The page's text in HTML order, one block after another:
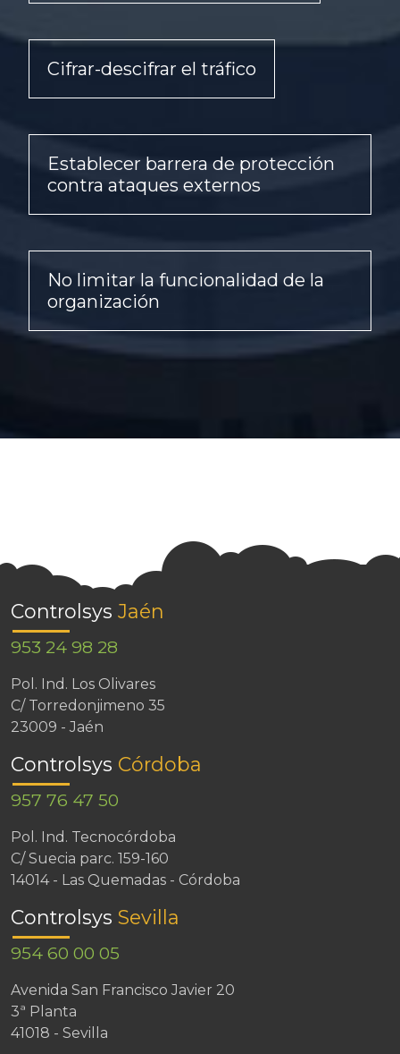
Cifrar-descifrar el tráfico
Establecer barrera de protección
contra ataques externos
No limitar la funcionalidad de la
organización
Controlsys Jaén
953 24 98 28
Pol. Ind. Los Olivares
C/ Torredonjimeno 35
23009 - Jaén
Controlsys Córdoba
957 76 47 50
Pol. Ind. Tecnocórdoba
C/ Suecia parc. 159-160
14014 - Las Quemadas - Córdoba
Controlsys Sevilla
954 60 00 05
Avenida San Francisco Javier 20
3ª Planta
41018 - Sevilla